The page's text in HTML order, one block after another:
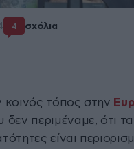
4 σχόλια
κοινός τόπος στην
περιμέναμε, ότι
είναι